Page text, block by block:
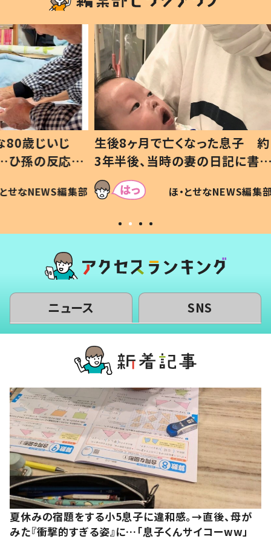
じ
応に
編集部
生後8ヶ月で亡くなった息子 約
3年半後、当時の妻の日記に書い
てあった本音とは
ほ・とせなNEWS編集部
ソフ
子 し
いから
ニュース SNS
夏休みの宿題をする小5息子に違和感。→直後、母が
みた『衝撃的すぎる姿』に…「息子くんサイコーww」